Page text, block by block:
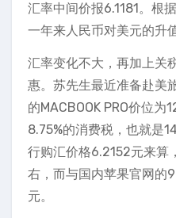
汇率中间价报6.1181。根
一年来人民币对美元的升
汇率变化不大，再加上关
惠。苏先生最近准备赴美
的MACBOOK PRO价位
8.75%的消费税，也就是
行购汇价格6.2152元来算
右，而与国内苹果官网的
元。